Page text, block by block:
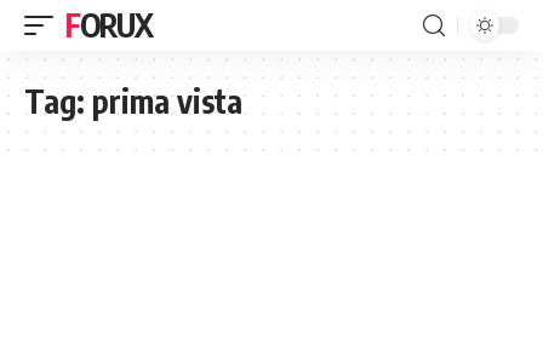
FORUX
Tag: prima vista